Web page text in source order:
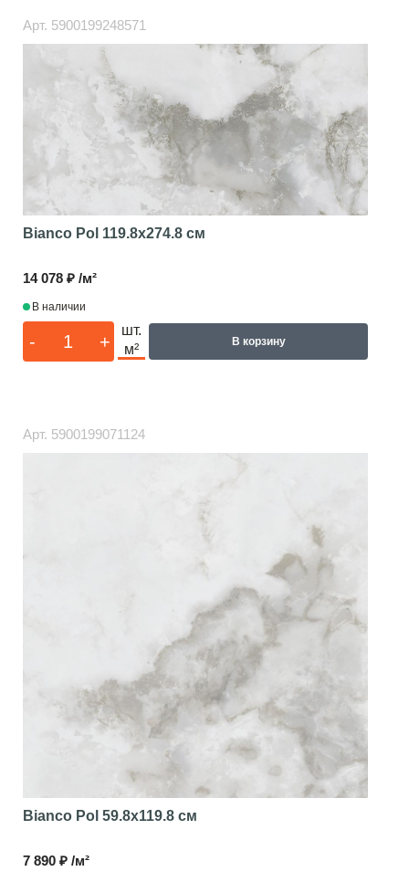
Арт. 5900199248571
Bianco Pol 119.8x274.8 см
14 078 ₽ /м²
В наличии
- +
шт.
м²
В корзину
Арт. 5900199071124
Bianco Pol 59.8x119.8 см
7 890 ₽ /м²